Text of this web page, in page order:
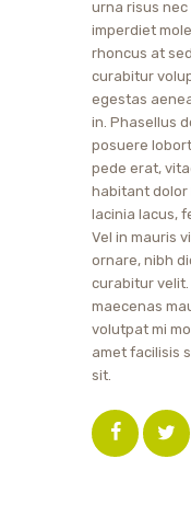
urna risus nec
imperdiet
rhoncus at
curabitur
egestas
in. Phasellus
posuere
pede erat,
habitant dolor
lacinia lacus,
Vel in mauris
ornare, nibh
curabitur velit.
maecenas
volutpat mi
amet facilisis
sit.